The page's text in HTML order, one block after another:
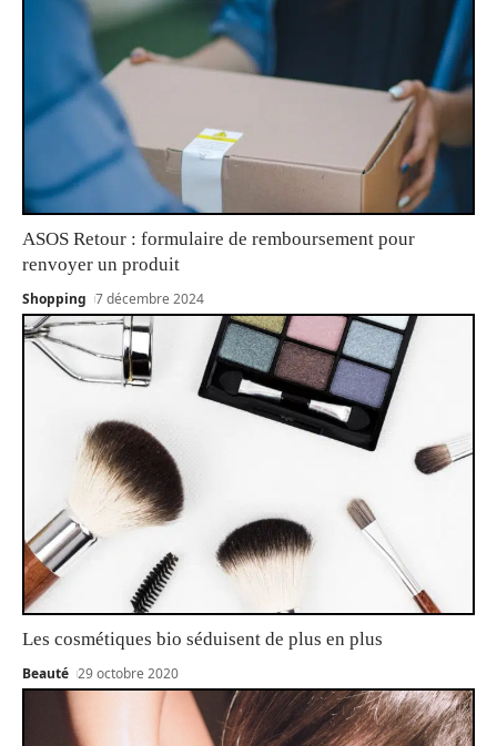
ASOS Retour : formulaire de remboursement pour
renvoyer un produit
Shopping 7 décembre 2024
Les cosmétiques bio séduisent de plus en plus
Beauté 29 octobre 2020